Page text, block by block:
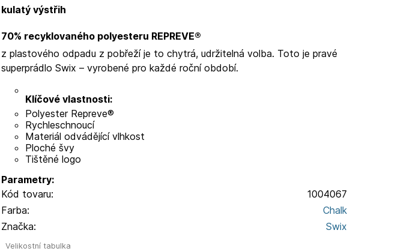
kulatý výstřih
70% recyklovaného polyesteru REPREVE®
z plastového odpadu z pobřeží je to chytrá, udržitelná volba. Toto je pravé
superprádlo Swix – vyrobené pro každé roční období.
Klíčové vlastnosti:
Polyester Repreve®
Rychleschnoucí
Materiál odvádějící vlhkost
Ploché švy
Tištěné logo
Parametry:
Kód tovaru:
1004067
Farba:
Chalk
Značka:
Swix
Velikostní tabulka